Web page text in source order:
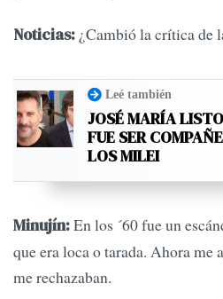
Noticias: ¿Cambió la crítica de
Leé también
JOSÉ MARÍA
FUE SER
LOS MILEI
Minujín:En los ´60 fue un
que era loca o tarada. Ahora me
me rechazaban.